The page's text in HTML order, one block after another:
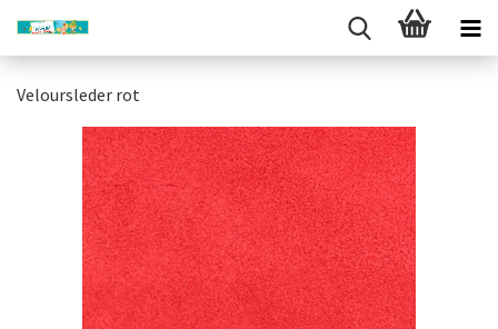
Veloursleder rot